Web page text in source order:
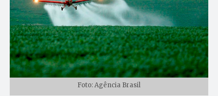
Foto: Agência Brasil